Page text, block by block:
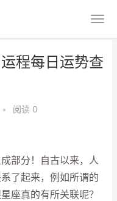
程每日运势查
• 阅读 0
部分！自古以来，人
了起来，例如所谓的
座真的有所关联呢？